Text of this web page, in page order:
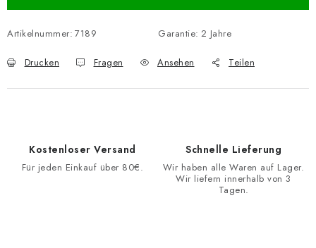
Artikelnummer: 7189 Garantie: 2 Jahre
Drucken Fragen Ansehen Teilen
Kostenloser Versand
Für jeden Einkauf über 80€.
Schnelle Lieferung
Wir haben alle Waren auf Lager.
Wir liefern innerhalb von 3
Tagen.